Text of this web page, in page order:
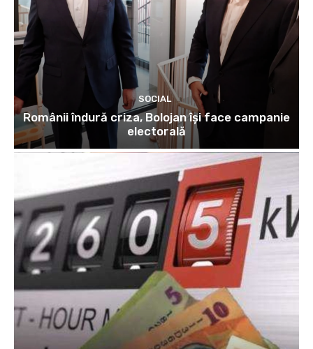
SOCIAL
Românii îndură criza, Bolojan își face campanie
electorală